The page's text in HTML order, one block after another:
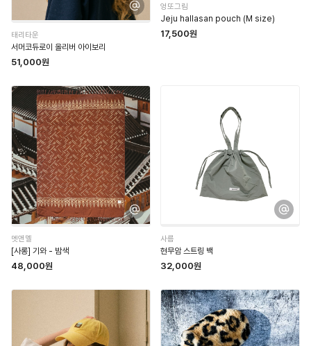
태리타운
서머코듀로이 올리버 아이보리
51,000원
엉또그림
Jeju hallasan pouch (M size)
17,500원
멧앤멜
[사롱] 기와 - 밤색
48,000원
사름
현무암 스트링 백
32,000원